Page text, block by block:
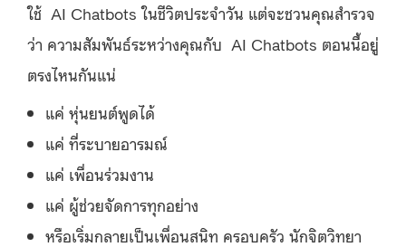
ใช้ AI Chatbots ในชีวิตประจำวัน แต่จะชวนคุณสำรวจ
ว่า ความสัมพันธ์ระหว่างคุณกับ AI Chatbots ตอนนี้อยู่
ตรงไหนกันแน่
แค่ หุ่นยนต์พูดได้
แค่ ที่ระบายอารมณ์
แค่ เพื่อนร่วมงาน
แค่ ผู้ช่วยจัดการทุกอย่าง
หรือเริ่มกลายเป็นเพื่อนสนิท ครอบครัว นักจิตวิทยา